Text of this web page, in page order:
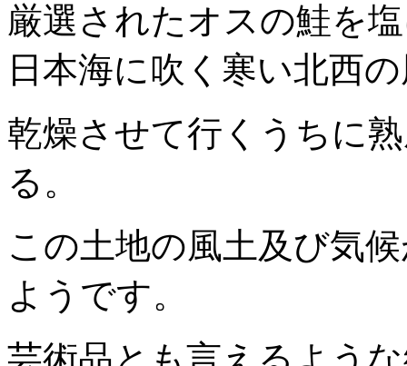
厳選されたオスの鮭を
日本海に吹く寒い北西
乾燥させて行くうちに
る。
この土地の風土及び気
ようです。